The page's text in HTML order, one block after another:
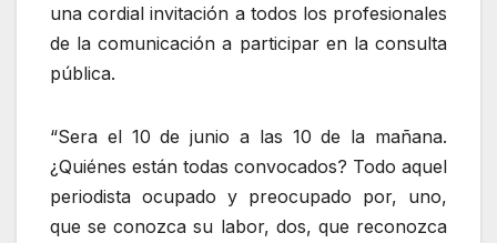
una cordial invitación a todos los profesionales
de la comunicación a participar en la consulta
pública.
“Sera el 10 de junio a las 10 de la mañana.
¿Quiénes están todas convocados? Todo aquel
periodista ocupado y preocupado por, uno,
que se conozca su labor, dos, que reconozca